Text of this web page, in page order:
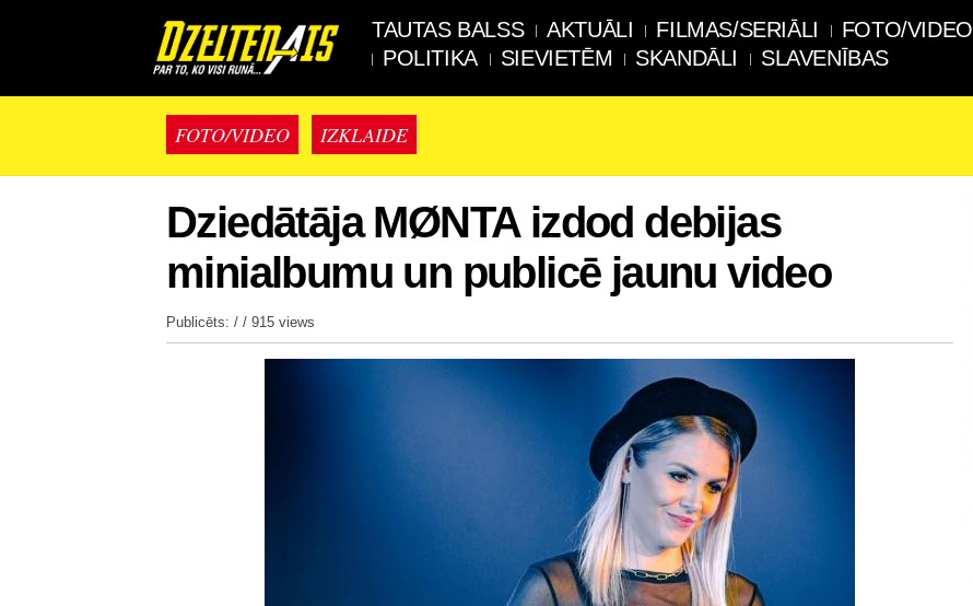
TAUTAS BALSS AKTUĀLI FILMAS/SERIĀLI FOTO/VIDEO
POLITIKA
SIEVIETĒM SKANDĀLI SLAVENĪBAS
FOTO/VIDEO IZKLAIDE
Dziedātāja MØNTA izdod debijas
minialbumu un publicē jaunu video
Publicēts: / / 915 views